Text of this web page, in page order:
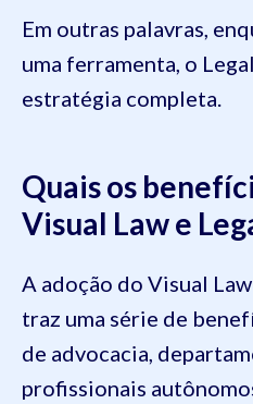
Em outras palavras,
uma ferramenta, o
estratégia completa.
Quais os
Visual Law e
A adoção do Visual
traz uma série de
de advocacia,
profissionais